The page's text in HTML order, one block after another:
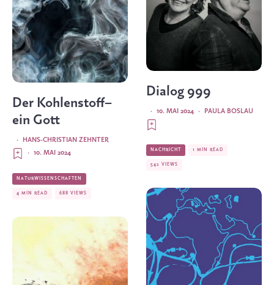
Der Kohlenstoff–
ein Gott
HANS-CHRISTIAN ZEHNTER
·
10. MAI 2024
·
NATURWISSENSCHAFTEN
4 MIN READ 688 VIEWS
Dialog 999
PAULA BOSLAU
·
10. MAI 2024
·
NACHRICHT 1 MIN READ
542 VIEWS